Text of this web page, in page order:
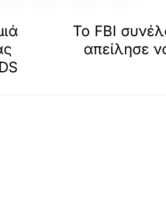
Το FBI
απείλησε